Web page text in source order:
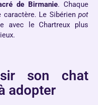
de Birmanie. Chaque
Le Sibérien pot
avec le Chartreux plus
son chat
adopter